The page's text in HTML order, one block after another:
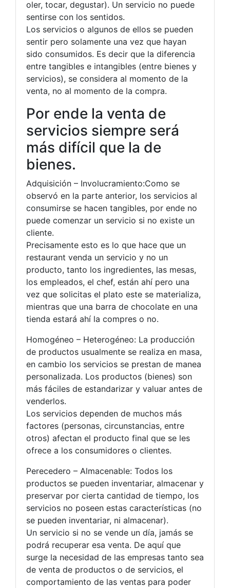
oler, tocar, degustar). Un servicio no puede
sentirse con los sentidos.
Los servicios o algunos de ellos se pueden
sentir pero solamente una vez que hayan
sido consumidos. Es decir que la diferencia
entre tangibles e intangibles (entre bienes y
servicios), se considera al momento de la
venta, no al momento de la compra.
Por ende la venta de
servicios siempre será
más difícil que la de
bienes.
Adquisición – Involucramiento:Como se
observó en la parte anterior, los servicios al
consumirse se hacen tangibles, por ende no
puede comenzar un servicio si no existe un
cliente.
Precisamente esto es lo que hace que un
restaurant venda un servicio y no un
producto, tanto los ingredientes, las mesas,
los empleados, el chef, están ahí pero una
vez que solicitas el plato este se materializa,
mientras que una barra de chocolate en una
tienda estará ahí la compres o no.
Homogéneo – Heterogéneo: La producción
de productos usualmente se realiza en masa,
en cambio los servicios se prestan de manea
personalizada. Los productos (bienes) son
más fáciles de estandarizar y valuar antes de
venderlos.
Los servicios dependen de muchos más
factores (personas, circunstancias, entre
otros) afectan el producto final que se les
ofrece a los consumidores o clientes.
Perecedero – Almacenable: Todos los
productos se pueden inventariar, almacenar y
preservar por cierta cantidad de tiempo, los
servicios no poseen estas características (no
se pueden inventariar, ni almacenar).
Un servicio si no se vende un día, jamás se
podrá recuperar esa venta. De aquí que
surge la necesidad de las empresas tanto sea
de venta de productos o de servicios, el
comportamiento de las ventas para poder